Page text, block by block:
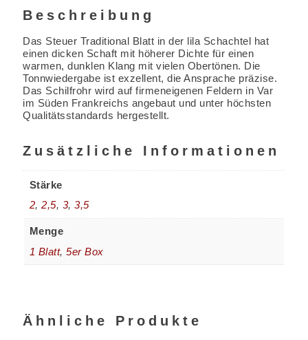
Beschreibung
Das Steuer Traditional Blatt in der lila Schachtel hat
einen dicken Schaft mit höherer Dichte für einen
warmen, dunklen Klang mit vielen Obertönen. Die
Tonnwiedergabe ist exzellent, die Ansprache präzise.
Das Schilfrohr wird auf firmeneigenen Feldern in Var
im Süden Frankreichs angebaut und unter höchsten
Qualitätsstandards hergestellt.
Zusätzliche Informationen
Stärke
2, 2,5, 3, 3,5
Menge
1 Blatt, 5er Box
Ähnliche Produkte